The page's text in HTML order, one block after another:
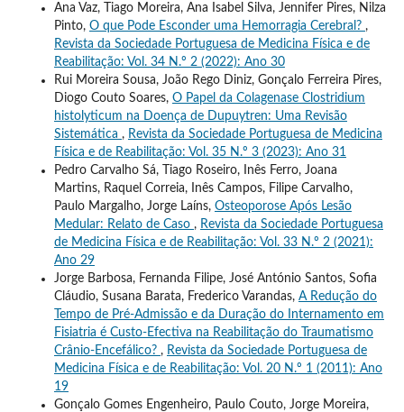
Ana Vaz, Tiago Moreira, Ana Isabel Silva, Jennifer Pires, Nilza
Pinto, O que Pode Esconder uma Hemorragia Cerebral? ,
Revista da Sociedade Portuguesa de Medicina Física e de
Reabilitação: Vol. 34 N.º 2 (2022): Ano 30
Rui Moreira Sousa, João Rego Diniz, Gonçalo Ferreira Pires,
Diogo Couto Soares, O Papel da Colagenase Clostridium
histolyticum na Doença de Dupuytren: Uma Revisão
Sistemática , Revista da Sociedade Portuguesa de Medicina
Física e de Reabilitação: Vol. 35 N.º 3 (2023): Ano 31
Pedro Carvalho Sá, Tiago Roseiro, Inês Ferro, Joana
Martins, Raquel Correia, Inês Campos, Filipe Carvalho,
Paulo Margalho, Jorge Laíns, Osteoporose Após Lesão
Medular: Relato de Caso , Revista da Sociedade Portuguesa
de Medicina Física e de Reabilitação: Vol. 33 N.º 2 (2021):
Ano 29
Jorge Barbosa, Fernanda Filipe, José António Santos, Sofia
Cláudio, Susana Barata, Frederico Varandas, A Redução do
Tempo de Pré-Admissão e da Duração do Internamento em
Fisiatria é Custo-Efectiva na Reabilitação do Traumatismo
Crânio-Encefálico? , Revista da Sociedade Portuguesa de
Medicina Física e de Reabilitação: Vol. 20 N.º 1 (2011): Ano
19
Gonçalo Gomes Engenheiro, Paulo Couto, Jorge Moreira,